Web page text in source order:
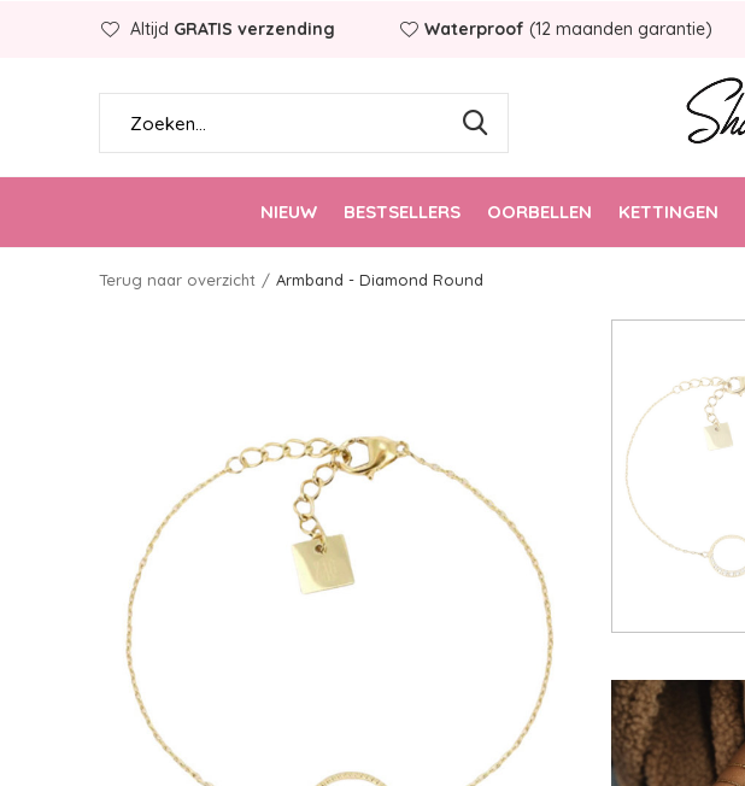
NIEUW BESTSELLERS OORBELLEN KETTINGEN
Altijd GRATIS verzending Waterproof (12 maanden garantie)
Terug naar overzicht Armband - Diamond Round